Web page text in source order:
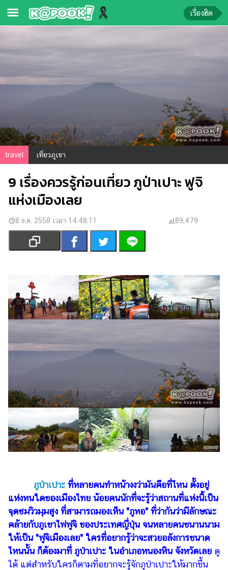
ข่าว-
ความ
รู้
บันเทิง
ตรวจ
หวย
ผล
บอล
สด
การ
เงิน
การ
บันเทิง
รูปภาพ
ดู
หนัง
ละคร
บันเทิง
ไลฟ์
วง
ผู้
หญิง
ผู้ชาย
สุขภาพ
เรื่องฮิต
travel เที่ยวภูเขา
9 เรื่องควรรู้ก่อนเที่ยว ภูป่าเปาะ ฟูจิ
แห่งเมืองเลย
8 ธ.ค. 2558 เวลา 14:48:11 89,479
ภูป่าเปาะ ที่หลายคนทำหน้างงว่ามันคือที่ไหน ตั้งอยู่
แห่งหนใดของเมืองไทย น้อยคนนักที่จะรู้ว่าสถานที่แห่งนี้เป็น
จุดชมวิวมุมสูง ที่สามารถมองเห็น "ภูหอ" ที่ว่ากันว่ามีลักษณะ
คล้ายกับภูเขาไฟฟูจิ ของประเทศญี่ปุ่น จนหลายคนขนานนาม
ให้เป็น "ฟูจิเมืองเลย" ใครที่อยากรู้ว่าจะสวยอลังการขนาด
ไหนนั้น ก็ต้องมาที่ ภูป่าเปาะ ในอำเภอหนองหิน จังหวัดเลย ดู
ได้ แต่สำหรับใครก็ตามที่อยากจะรู้จักภูป่าเปาะให้มากขึ้น